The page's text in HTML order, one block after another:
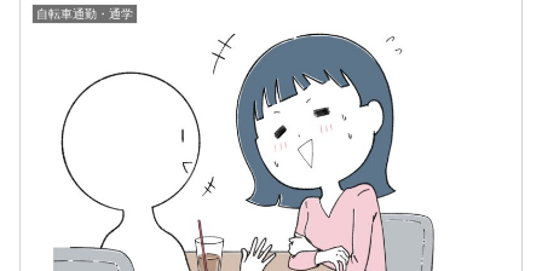
自転車通勤・通学